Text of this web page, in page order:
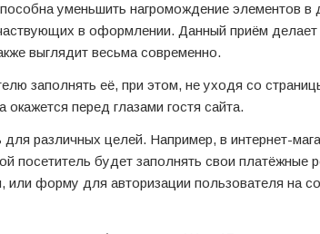
уменьшить нагромождение элементов в
в оформлении. Данный приём делает
выглядит весьма современно.
заполнять её, при этом, не уходя со
перед глазами гостя сайта.
различных целей. Например, в интернет-
будет заполнять свои платёжные
или форму для авторизации пользователя на